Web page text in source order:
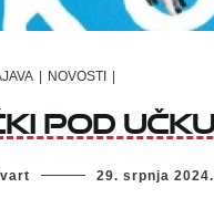
NOVOSTI
pod
29. srpnja 2024.